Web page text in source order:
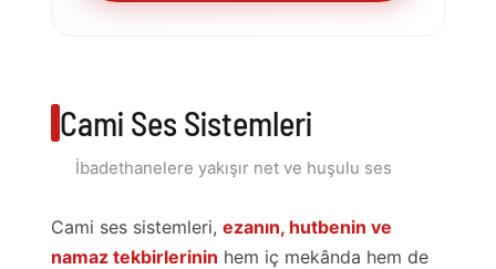
Cami Ses Sistemleri
İbadethanelere yakışır net ve huşulu ses
Cami ses sistemleri, ezanın, hutbenin ve
namaz tekbirlerinin hem iç mekânda hem de